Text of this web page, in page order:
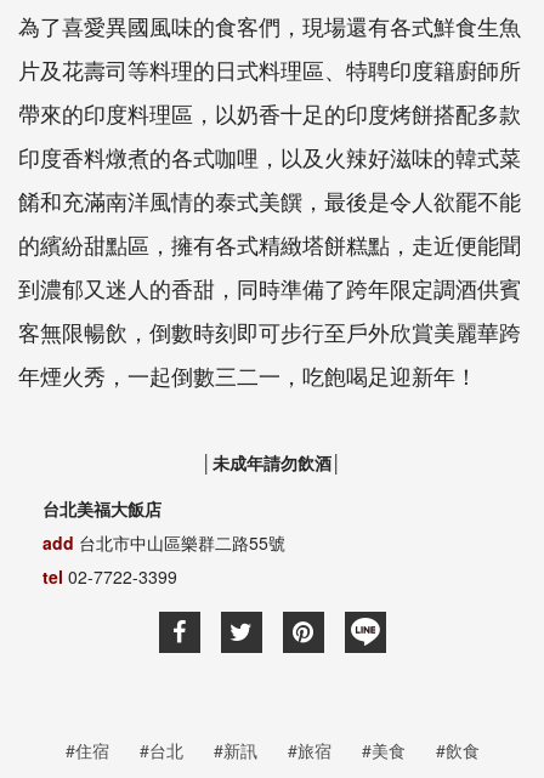
為了喜愛異國風味的食客們，現場還有各式鮮食生魚
片及花壽司等料理的日式料理區、特聘印度籍廚師所
帶來的印度料理區，以奶香十足的印度烤餅搭配多款
印度香料燉煮的各式咖哩，以及火辣好滋味的韓式菜
餚和充滿南洋風情的泰式美饌，最後是令人欲罷不能
的繽紛甜點區，擁有各式精緻塔餅糕點，走近便能聞
到濃郁又迷人的香甜，同時準備了跨年限定調酒供賓
客無限暢飲，倒數時刻即可步行至戶外欣賞美麗華跨
年煙火秀，一起倒數三二一，吃飽喝足迎新年！
│未成年請勿飲酒│
台北美福大飯店
add 台北市中山區樂群二路55號
tel 02-7722-3399
#住宿 #台北 #新訊 #旅宿 #美食 #飲食